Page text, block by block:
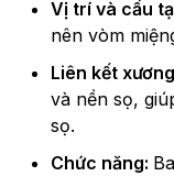
Vị trí và cấu
nên vòm
Liên kết
và nền sọ,
sọ.
Chức năng: